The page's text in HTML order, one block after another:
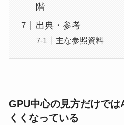
階
出典・参考
主な参照資料
GPU中心の見方だけで
くくなっている